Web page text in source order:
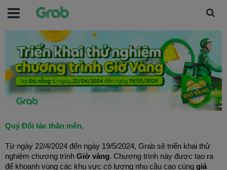
Quý Đối tác thân mến,
Từ ngày 22/4/2024 đến ngày 19/5/2024, Grab sẽ triển khai thử
nghiệm chương trình Giờ vàng. Chương trình này được tạo ra
để khoanh vùng các khu vực có lượng nhu cầu cao cùng giá